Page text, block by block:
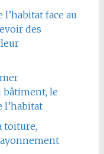
face au
des
le
l’habitat
toiture,